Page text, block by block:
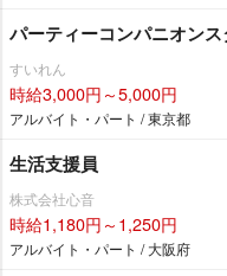
パーティーコンパニオンス
すいれん
時給3,000円～5,000円
アルバイト・パート / 東京都
生活支援員
株式会社心音
時給1,180円～1,250円
アルバイト・パート / 大阪府